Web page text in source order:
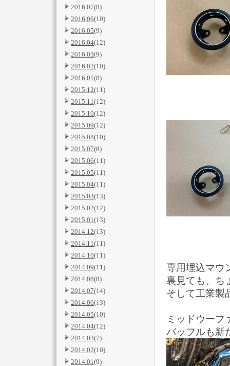
2016.07(8)
2016.06(10)
2016.05(9)
2016.04(12)
2016.03(9)
2016.02(10)
2016.01(8)
2015.12(11)
2015.11(12)
2015.10(12)
2015.09(12)
2015.08(10)
2015.07(8)
2015.06(11)
2015.05(11)
2015.04(11)
2015.03(13)
2015.02(12)
2015.01(13)
2014.12(13)
2014.11(11)
2014.10(11)
2014.09(11)
2014.08(8)
2014.07(14)
2014.06(13)
2014.05(10)
2014.04(12)
2014.03(7)
2014.02(10)
2014.01(9)
専用埋込マウ
裏見ても、ち
そして工業製
ミッドウーフ
バッフルも新